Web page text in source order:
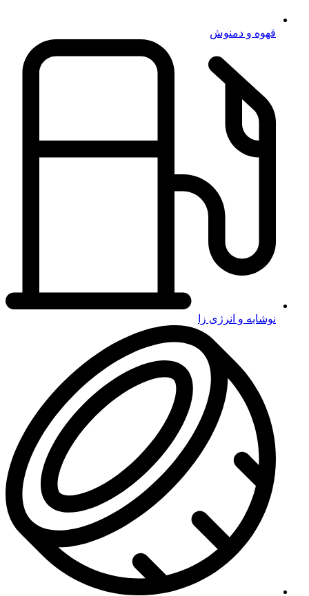
قهوه و دمنوش
نوشابه و انرژی زا